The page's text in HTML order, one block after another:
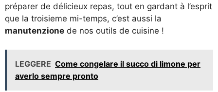
préparer de délicieux repas, tout en gardant à l’esprit
que la troisieme mi-temps, c’est aussi la
manutenzione de nos outils de cuisine !
LEGGERE Come congelare il succo di limone per
averlo sempre pronto